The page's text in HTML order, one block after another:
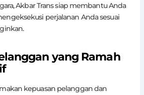
Akbar Trans siap membantu Anda
perjalanan Anda sesuai
yang Ramah
kepuasan pelanggan dan